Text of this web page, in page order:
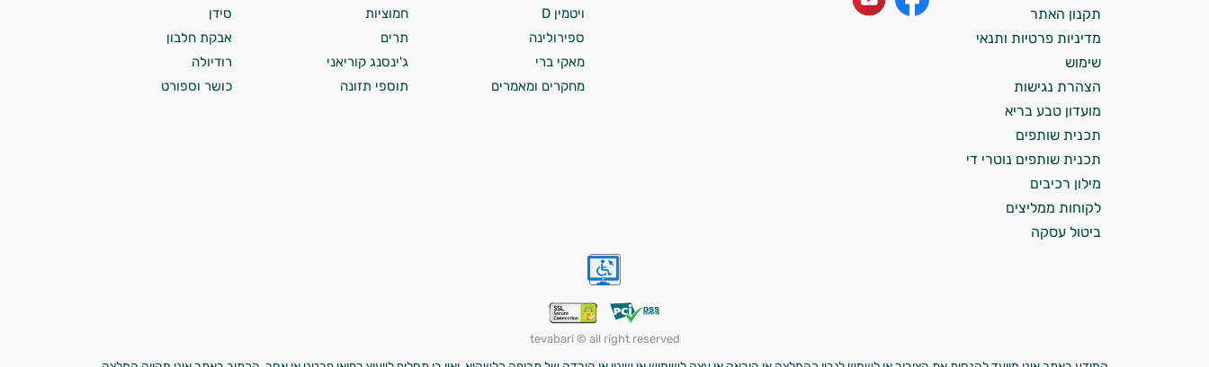
תקנון האתר
מדיניות פרטיות ותנאי
שימוש
הצהרת נגישות
מועדון טבע בריא
תכנית שותפים
תכנית שותפים נוטרי די
מילון רכיבים
לקוחות ממליצים
ביטול עסקה
ויטמין D
חמוציות
סידן
ספירולינה
תרים
אבקת חלבון
מאקי ברי
ג'ינסנג קוריאני
רודיולה
מחקרים ומאמרים
תוספי תזונה כושר וספורט
tevabari © all right reserved
עובדים יחד כדי למקסם תוצאות גם בחיי היום
המטרה שלי היא להתאים עבורך המלצות
אישיות מבוססות מדעית.
זה הזמן להתחיל. איך אוכל לעזור?